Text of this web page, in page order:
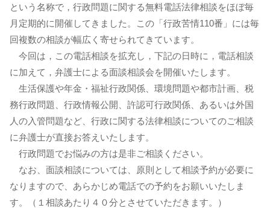
という名称で，行政問題に関する無料電話法律相談をほぼ毎
月定期的に開催してきました。この「行政苦情110番」には毎
回複数の相談が幅広く寄せられてきています。
今回は，この電話相談を拡充し，下記の日時に，電話相談
に加えて，弁護士による面談相談会を開催いたします。
生活保護や年金・福祉行政関係、環境問題や都市計画、税
務行政問題、行政情報公開、許認可行政関係、あるいは外国
人の入管問題など、行政に関する法律相談についてのご相談
に弁護士が直接お答えいたします。
行政問題でお悩みの方は是非ご相談ください。
なお、面談相談については、原則として相談予約が必要に
なりますので、あらかじめ電話での予約をお願いいたしま
す。（１相談あたり４０分とさせていただきます。）